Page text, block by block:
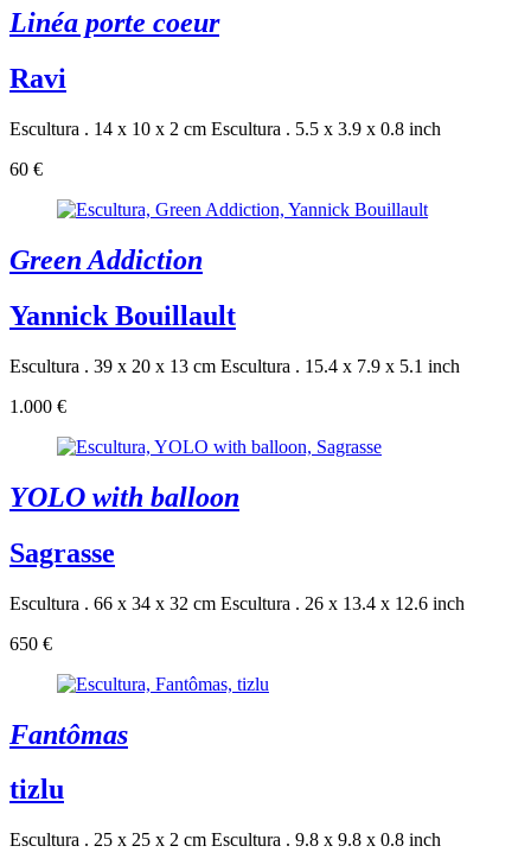
Linéa porte coeur
Ravi
Escultura . 14 x 10 x 2 cm Escultura . 5.5 x 3.9 x 0.8 inch
60 €
Green Addiction
Yannick Bouillault
Escultura . 39 x 20 x 13 cm Escultura . 15.4 x 7.9 x 5.1 inch
1.000 €
YOLO with balloon
Sagrasse
Escultura . 66 x 34 x 32 cm Escultura . 26 x 13.4 x 12.6 inch
650 €
Fantômas
tizlu
Escultura . 25 x 25 x 2 cm Escultura . 9.8 x 9.8 x 0.8 inch